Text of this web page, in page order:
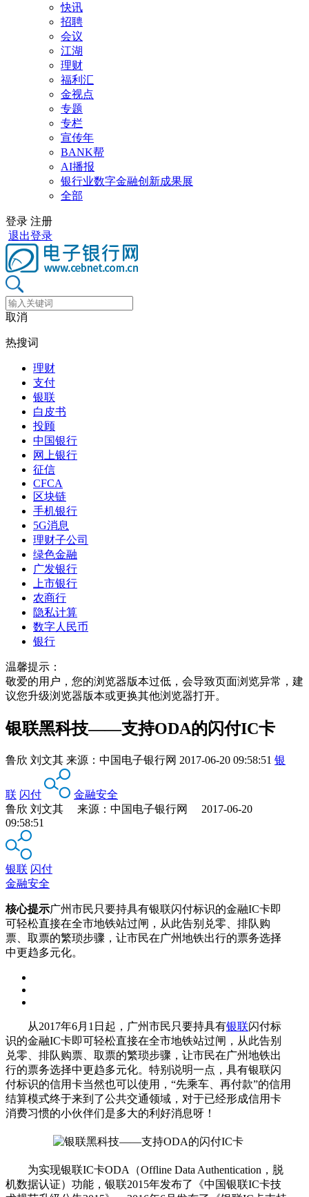
快讯
招聘
会议
江湖
理财
福利汇
金视点
专题
专栏
宣传年
BANK帮
AI播报
银行业数字金融创新成果展
全部
登录 注册
退出登录
取消
热搜词
理财
支付
银联
白皮书
投顾
中国银行
网上银行
征信
CFCA
区块链
手机银行
5G消息
理财子公司
绿色金融
广发银行
上市银行
农商行
隐私计算
数字人民币
银行
温馨提示：
敬爱的用户，您的浏览器版本过低，会导致页面浏览异常，建
议您升级浏览器版本或更换其他浏览器打开。
银联黑科技——支持ODA的闪付IC卡
鲁欣 刘文其 来源： 中国电子银行网 2017-06-20 09:58:51 银
联 闪付
金融安全
鲁欣 刘文其 来源：中国电子银行网 2017-06-20
09:58:51
银联 闪付
金融安全
核心提示广州市民只要持具有银联闪付标识的金融IC卡即
可轻松直接在全市地铁站过闸，从此告别兑零、排队购
票、取票的繁琐步骤，让市民在广州地铁出行的票务选择
中更趋多元化。
从2017年6月1日起，广州市民只要持具有银联闪付标
识的金融IC卡即可轻松直接在全市地铁站过闸，从此告别
兑零、排队购票、取票的繁琐步骤，让市民在广州地铁出
行的票务选择中更趋多元化。特别说明一点，具有银联闪
付标识的信用卡当然也可以使用，“先乘车、再付款”的信用
结算模式终于来到了公共交通领域，对于已经形成信用卡
消费习惯的小伙伴们是多大的利好消息呀！
为实现银联IC卡ODA（Offline Data Authentication，脱
机数据认证）功能，银联2015年发布了《中国银联IC卡技